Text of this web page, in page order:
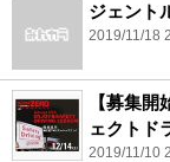
ジェント
2019/11/18
【募集
ェクトド
2019/11/10